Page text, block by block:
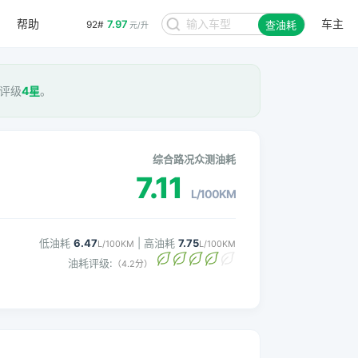
92# 7.97 元/升 查油耗 车主
帮助
级4星。
综合路况众测油耗
7.11 L/100KM
低油耗 6.47L/100KM | 高油耗 7.75L/100KM
油耗评级: （4.2分）